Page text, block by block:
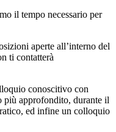
il tempo necessario per
aperte all’interno del
ti contatterà
conoscitivo con
più approfondito, durante il
ed infine un colloquio